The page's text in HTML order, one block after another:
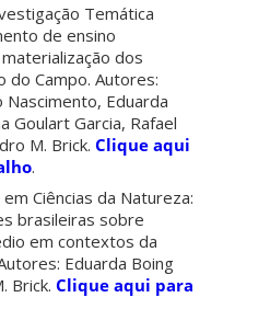
Temática
de ensino
dos
do Campo. Autores:
Nascimento, Eduarda
Goulart Garcia, Rafael
M. Brick.Clique aqui
.
Ciências da Natureza:
brasileiras sobre
em contextos da
Eduarda Boing
Brick.Clique aqui para